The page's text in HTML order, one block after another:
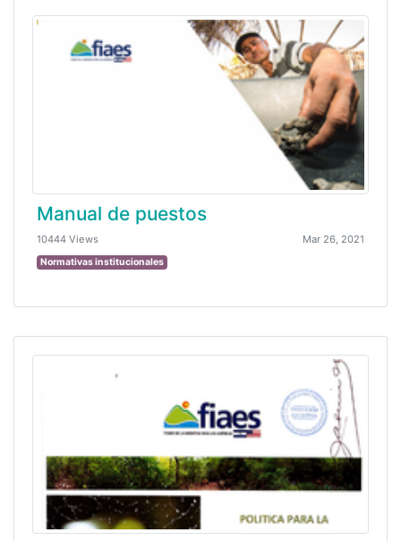
Manual de puestos
10444 Views Mar 26, 2021
Normativas institucionales